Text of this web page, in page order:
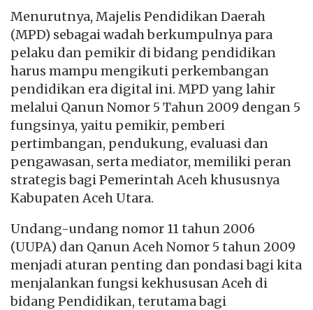
Menurutnya, Majelis Pendidikan Daerah
(MPD) sebagai wadah berkumpulnya para
pelaku dan pemikir di bidang pendidikan
harus mampu mengikuti perkembangan
pendidikan era digital ini. MPD yang lahir
melalui Qanun Nomor 5 Tahun 2009 dengan 5
fungsinya, yaitu pemikir, pemberi
pertimbangan, pendukung, evaluasi dan
pengawasan, serta mediator, memiliki peran
strategis bagi Pemerintah Aceh khususnya
Kabupaten Aceh Utara.
Undang-undang nomor 11 tahun 2006
(UUPA) dan Qanun Aceh Nomor 5 tahun 2009
menjadi aturan penting dan pondasi bagi kita
menjalankan fungsi kekhususan Aceh di
bidang Pendidikan, terutama bagi